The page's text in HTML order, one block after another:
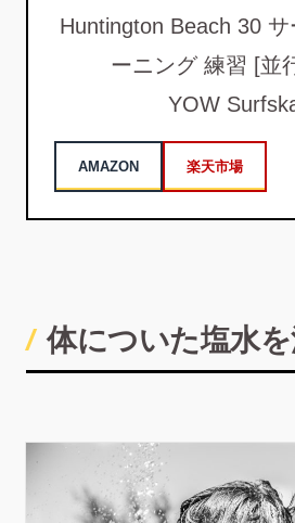
Huntington Beach 30
ーニング 練習 [並
YOW
AMAZON 楽天市場
体についた塩水